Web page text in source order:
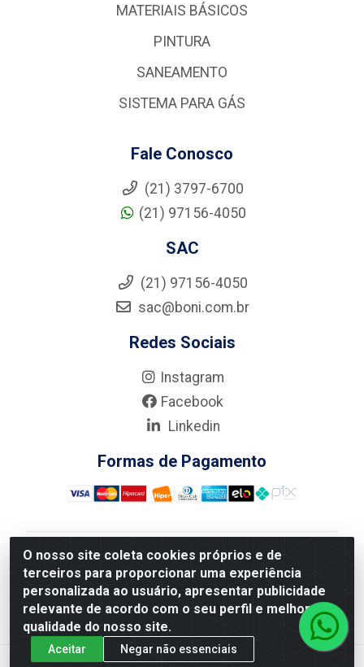
O nosso site coleta cookies próprios e de
terceiros para proporcionar uma experiência
personalizada ao usuário, apresentar publicidade
relevante de acordo com o seu perfil e melhorar a
qualidade do nosso site.
Aceitar Negar não essenciais
MATERIAIS BÁSICOS
PINTURA
SANEAMENTO
SISTEMA PARA GÁS
Fale Conosco
(21) 3797-6700
(21) 97156-4050
SAC
(21) 97156-4050
sac@boni.com.br
Redes Sociais
Instagram
Facebook
Linkedin
Formas de Pagamento
Nova Boni Distribuidora de Material de Construção LTDA
- Rua Alice Tibiriçá, 330 - Vila Da Penha, Rio de
Janeiro/RJ - CEP: 21.210-110 - CNPJ: 11.003.135/0001-
27